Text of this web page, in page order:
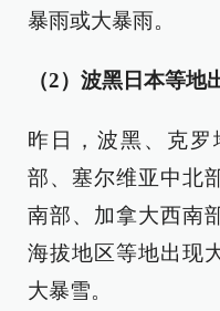
暴雨或大暴雨。
（2） 波黑日本等地
昨日，波黑、克
部、塞尔维亚中北
南部、加拿大西南
海拔地区等地出现
大暴雪。